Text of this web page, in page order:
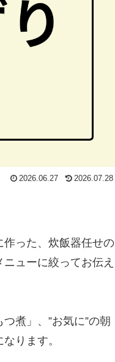
2026.06.27 2026.07.28
った、炊飯器任せの
ューに絞ってお伝え
煮」、”お気に”の朝
ります。